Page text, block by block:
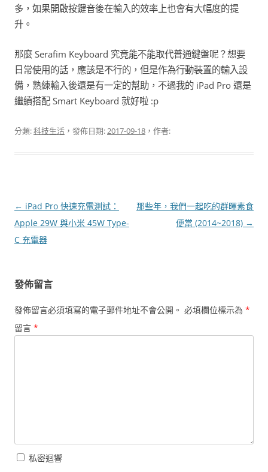
多，如果開啟按鍵音後在輸入的效率上也會有大幅度的提
升。
那麼 Serafim Keyboard 究竟能不能取代普通鍵盤呢？想要
日常使用的話，應該是不行的，但是作為行動裝置的輸入設
備，熟練輸入後還是有一定的幫助，不過我的 iPad Pro 還是
繼續搭配 Smart Keyboard 就好啦 :p
分類:科技生活 ，發佈日期:2017-09-18 ，作者:
文
章
導
← iPad Pro 快速充電測試：
Apple 29W 與小米 45W Type-
C 充電器
那些年，我們一起吃的群暉素食
便當 (2014~2018) →
發佈留言
發佈留言必須填寫的電子郵件地址不會公開。 必填欄位標示為 *
留言 *
私密迴響